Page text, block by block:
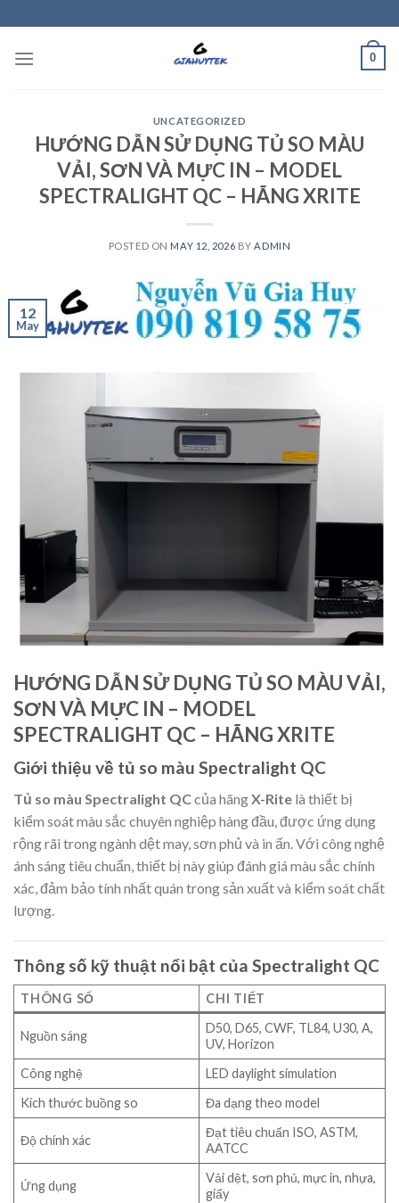
to
content
0
UNCATEGORIZED
HƯỚNG DẪN SỬ DỤNG TỦ SO MÀU
VẢI, SƠN VÀ MỰC IN – MODEL
SPECTRALIGHT QC – HÃNG XRITE
POSTED ON MAY 12, 2026 BY ADMIN
12
May
HƯỚNG DẪN SỬ DỤNG TỦ SO MÀU VẢI,
SƠN VÀ MỰC IN – MODEL
SPECTRALIGHT QC – HÃNG XRITE
Giới thiệu về tủ so màu Spectralight QC
Tủ so màu Spectralight QCcủa hãngX-Rite là thiết bị
kiểm soát màu sắc chuyên nghiệp hàng đầu, được ứng dụng
rộng rãi trong ngành dệt may, sơn phủ và in ấn. Với công nghệ
ánh sáng tiêu chuẩn, thiết bị này giúp đánh giá màu sắc chính
xác, đảm bảo tính nhất quán trong sản xuất và kiểm soát chất
lượng.
Thông số kỹ thuật nổi bật của Spectralight QC
THÔNG SỐ CHI TIẾT
Nguồn sáng
D50, D65, CWF, TL84, U30, A,
UV, Horizon
Công nghệ
LED daylight simulation
Kích thước buồng so
Đa dạng theo model
Độ chính xác
Đạt tiêu chuẩn ISO, ASTM,
AATCC
Ứng dụng
Vải dệt, sơn phủ, mực in, nhựa,
giấy